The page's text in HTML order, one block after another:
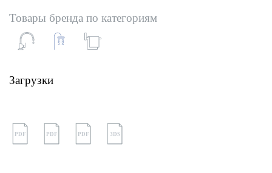
Товары бренда по категориям
Загрузки
PDF PDF PDF 3DS